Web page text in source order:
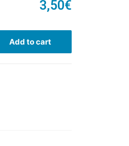
3,50€
Add to cart